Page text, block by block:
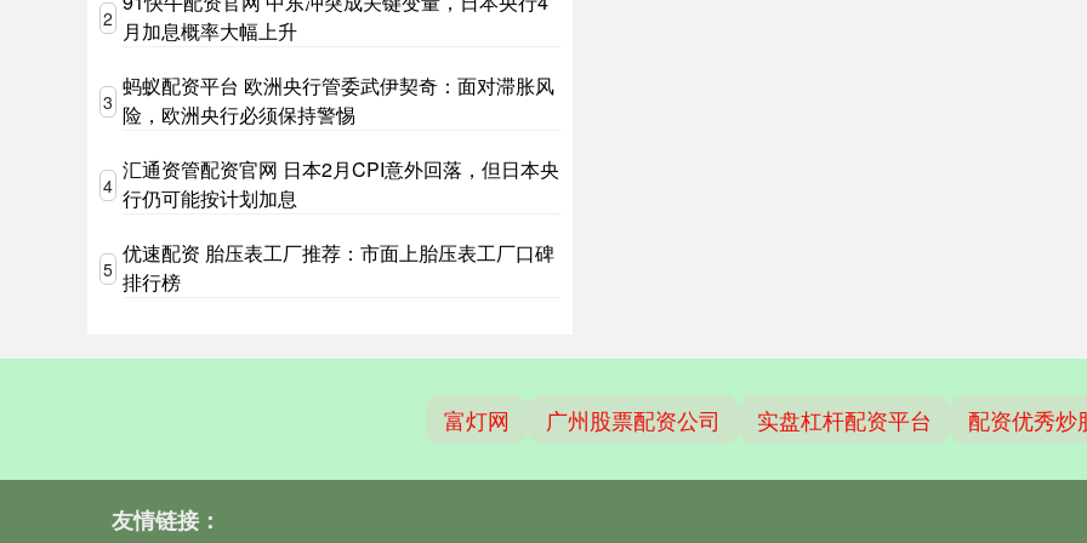
2 月加息概率大幅上升
3
蚂蚁配资平台 欧洲央行管委武伊契奇：面对滞胀风
险，欧洲央行必须保持警惕
4
汇通资管配资官网 日本2月CPI意外回落，但日本央
行仍可能按计划加息
5
优速配资 胎压表工厂推荐：市面上胎压表工厂口碑
排行榜
富灯网 广州股票配资公司 实盘杠杆配资平台 配资优秀炒
友情链接：